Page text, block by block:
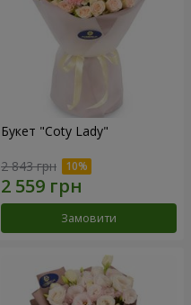
Букет "Coty Lady"
2 843 грн
Замовити